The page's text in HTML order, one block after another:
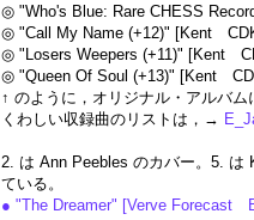
◎ "Who's Blue: Rare CHESS
◎ "Call My Name (+12)" [Kent
◎ "Losers Weepers (+11)" [Kent
◎ "Queen Of Soul (+13)" [Kent
↑ のように，オリジナル・アルバ
くわしい収録曲のリストは，→
2. は Ann Peebles のカバー。5. は
ている。
● "The Dreamer" [Verve Forecast